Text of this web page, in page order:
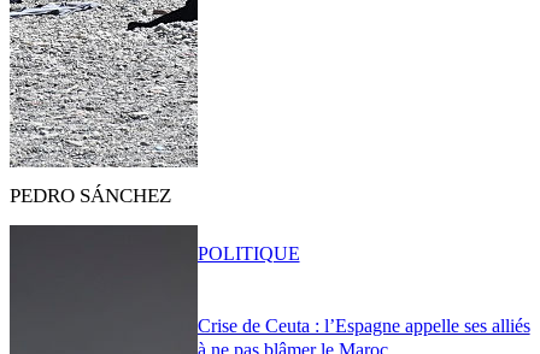
PEDRO SÁNCHEZ
Crise de Ceuta : l’Espagne appelle ses alliés
POLITIQUE